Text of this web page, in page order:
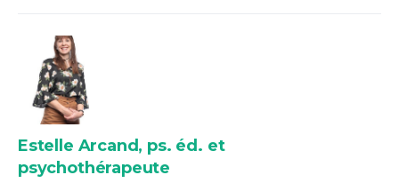
Estelle Arcand, ps. éd. et
psychothérapeute